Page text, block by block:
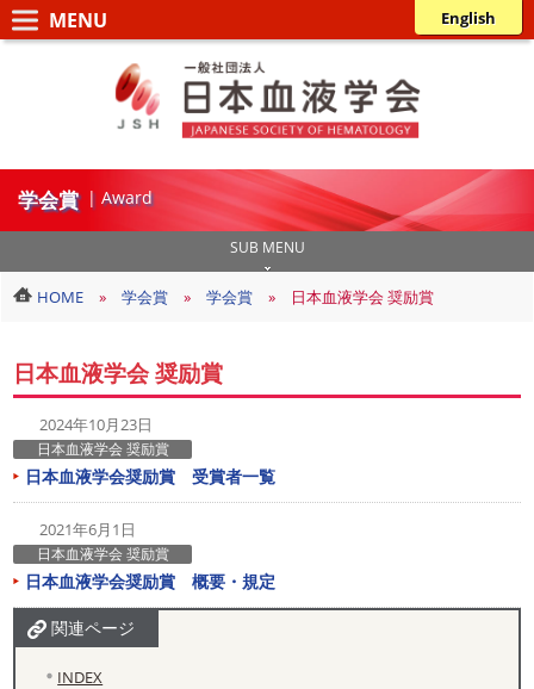
コ
ン
プ
ナ
ビ
動
English
般
社
団
法
人
日
本
学会賞 | Award
HOME 学会賞 学会賞 日本血液学会 奨励賞
日本血液学会 奨励賞
2024年10月23日
日本血液学会 奨励賞
日本血液学会奨励賞 受賞者一覧
2021年6月1日
日本血液学会 奨励賞
日本血液学会奨励賞 概要・規定
関連ページ
INDEX
SUB MENU